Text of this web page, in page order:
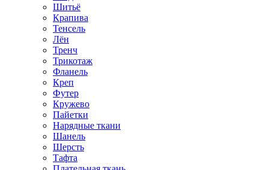
Шитьё
Крапива
Тенсель
Лён
Тренч
Трикотаж
Фланель
Креп
Футер
Кружево
Пайетки
Нарядные ткани
Шанель
Шерсть
Тафта